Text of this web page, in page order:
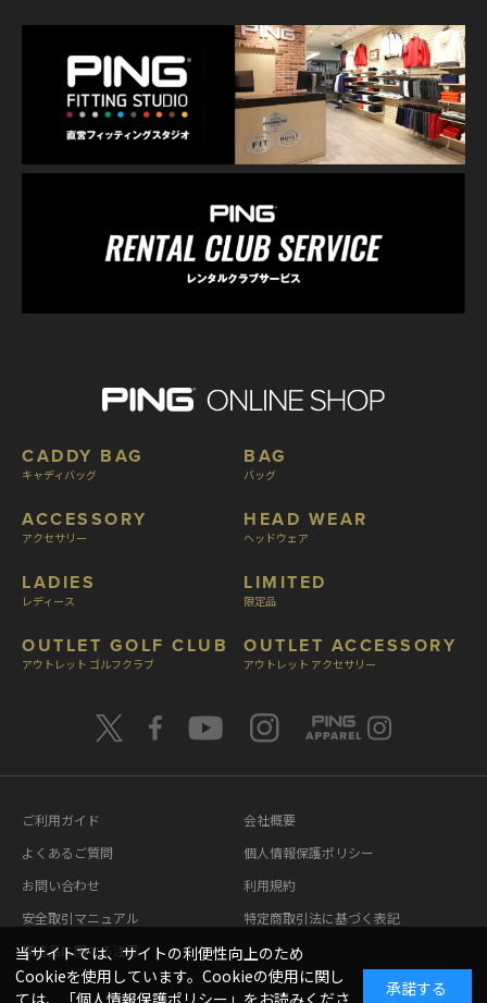
CADDY BAG
キャディバッグ
ACCESSORY
アクセサリー
LADIES
レディース
OUTLET GOLF CLUB
アウトレット ゴルフクラブ
BAG
バッグ
HEAD WEAR
ヘッドウェア
LIMITED
限定品
OUTLET ACCESSORY
アウトレット アクセサリー
ご利用ガイド
よくあるご質問
お問い合わせ
安全取引マニュアル
模造品に関する注意
会社概要
個人情報保護ポリシー
利用規約
特定商取引法に基づく表記
当サイトでは、サイトの利便性向上のため
Cookieを使用しています。Cookieの使用に関し
ては、「個人情報保護ポリシー 」をお読みくださ
承諾する